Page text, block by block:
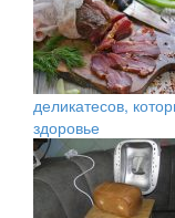
деликатесов,
здоровье